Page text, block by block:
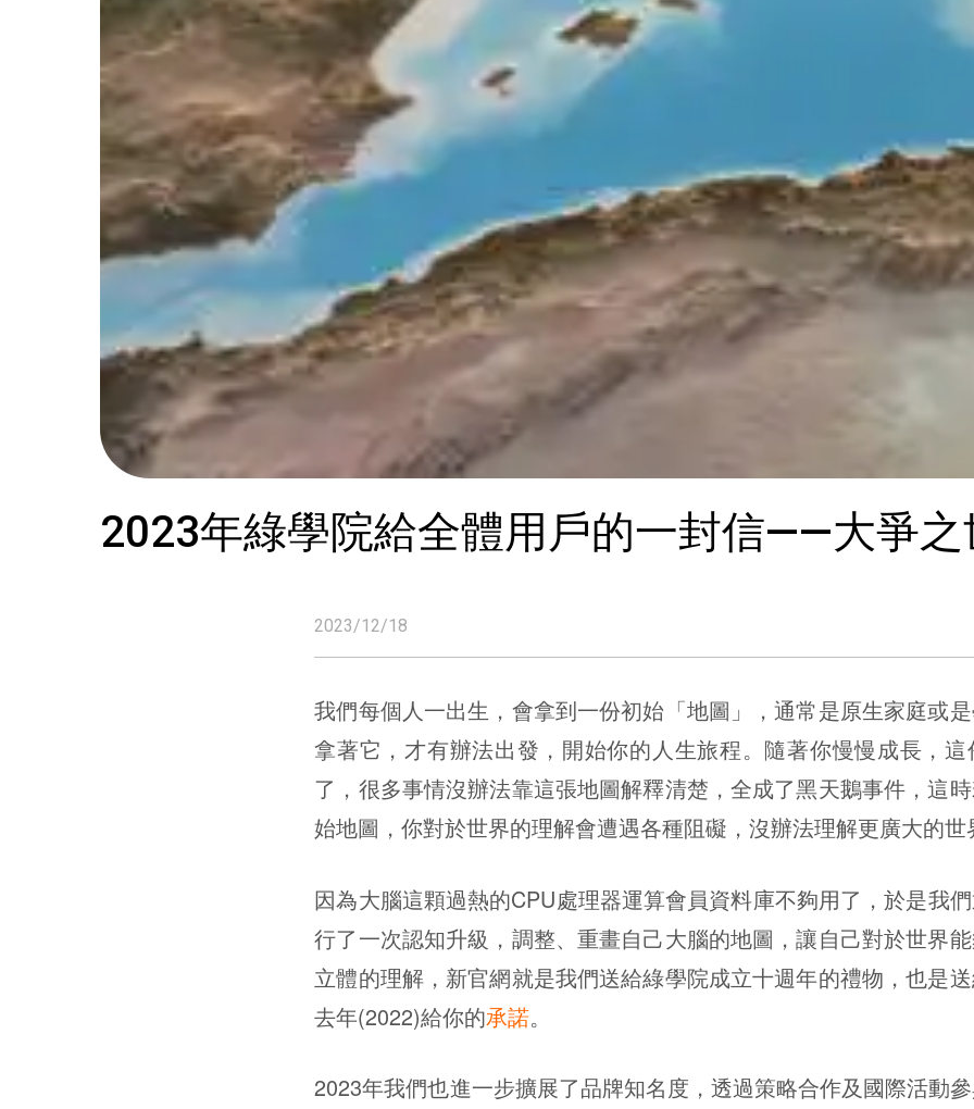
2023年綠學院給全體用戶的一封信——大爭之
2023/12/18
我們每個人一出生，會拿到一份初始「地圖」，通常是原生家庭或
拿著它，才有辦法出發，開始你的人生旅程。隨著你慢慢成長，
了，很多事情沒辦法靠這張地圖解釋清楚，全成了黑天鵝事件，這
始地圖，你對於世界的理解會遭遇各種阻礙，沒辦法理解更廣大的世
因為大腦這顆過熱的CPU處理器運算會員資料庫不夠用了，於是我
行了一次認知升級，調整、重畫自己大腦的地圖，讓自己對於世界
立體的理解，新官網就是我們送給綠學院成立十週年的禮物，也是
去年(2022)給你的承諾。
2023年我們也進一步擴展了品牌知名度，透過策略合作及國際活動